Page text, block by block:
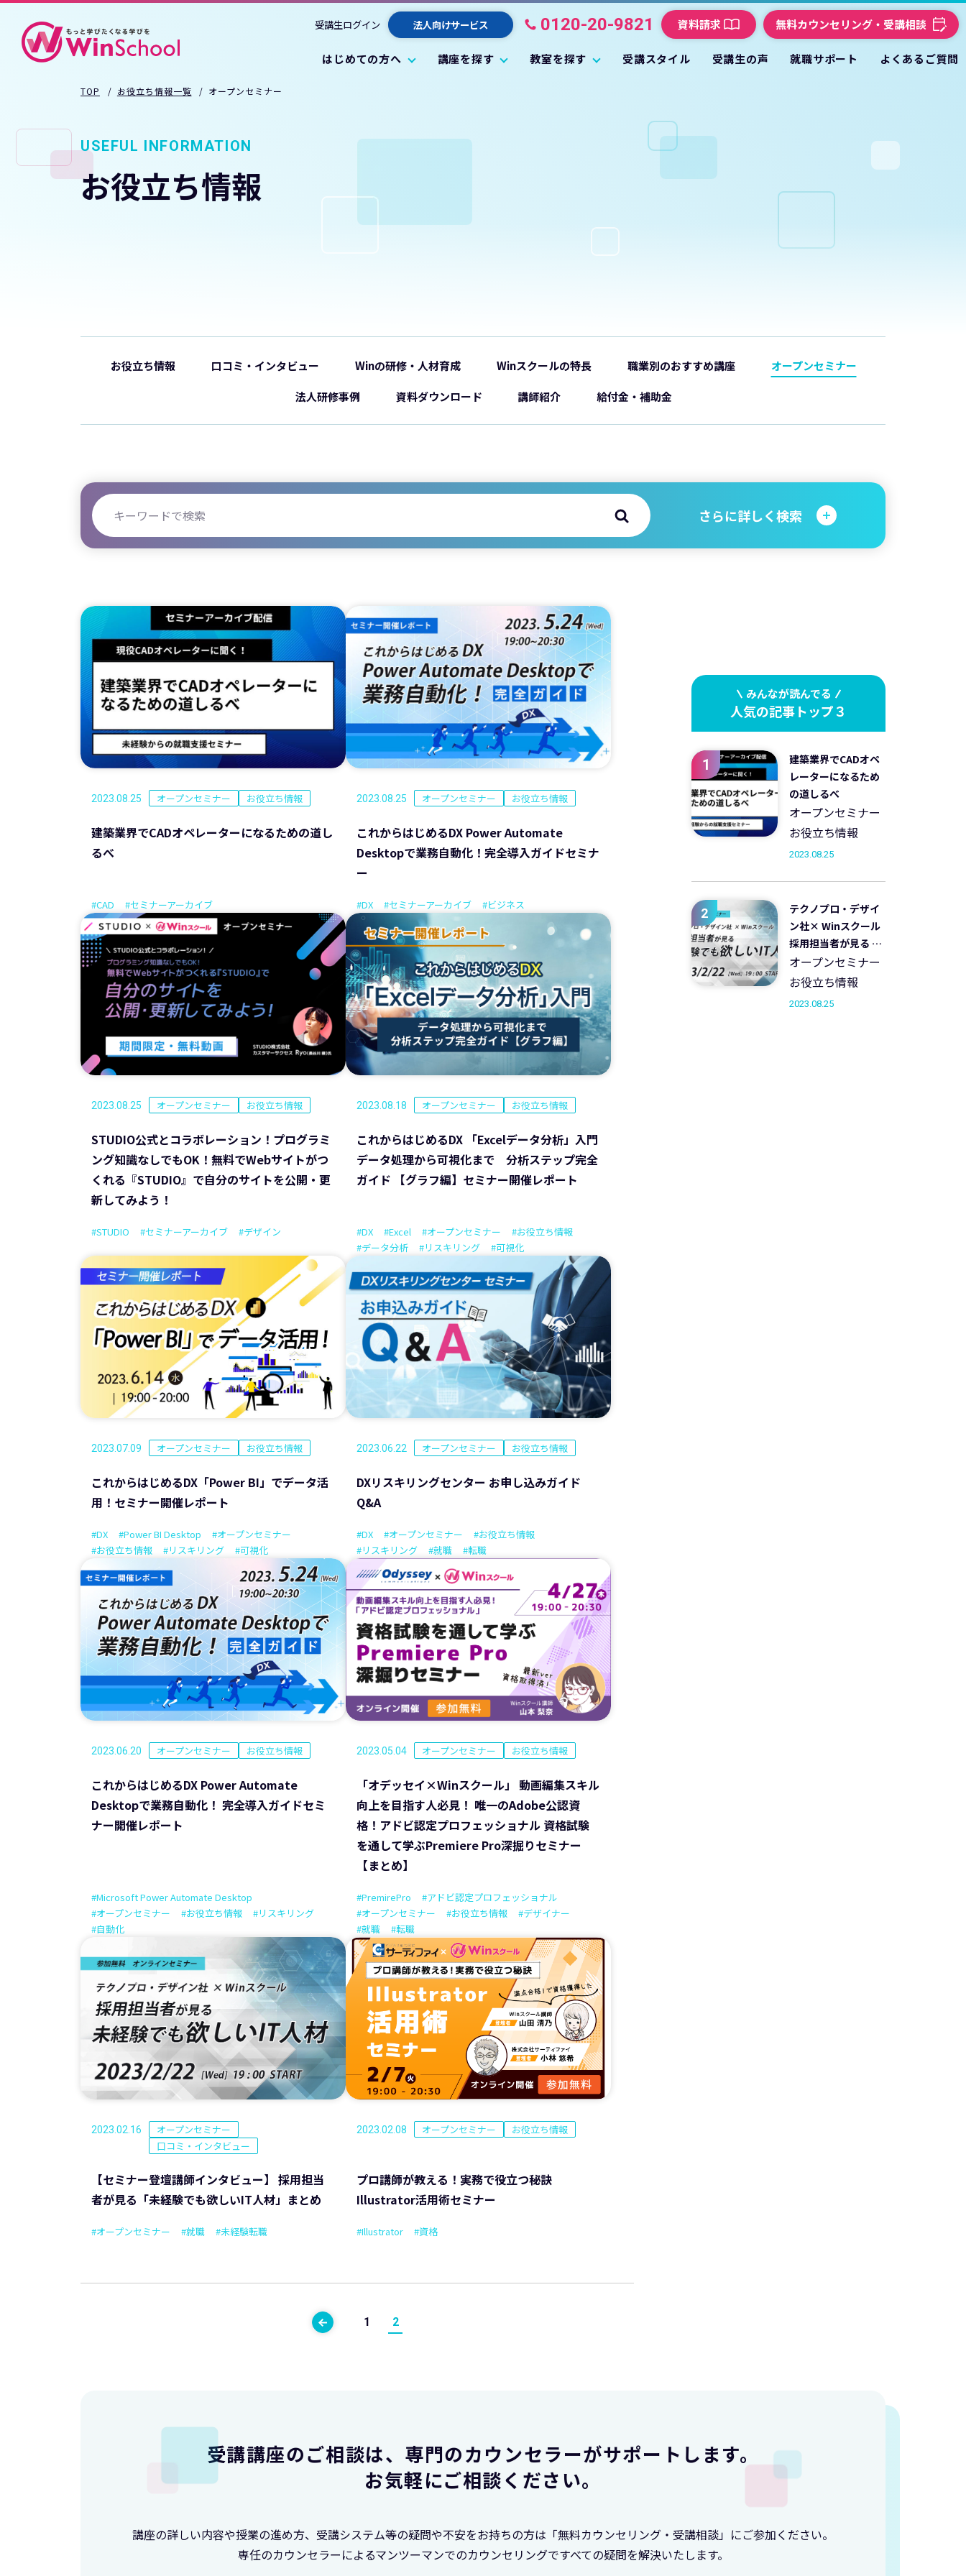
はじめての方へ 講座を探す 教室を探す 受講スタイル 受講生の声 就職サポート よくあるご質問
受講生ログイン 法人向けサービス 0120-20-9821 資料請求 無料カウンセリング・受講相談
TOP お役立ち情報一覧 オープンセミナー
USEFUL INFORMATION
お役立ち情報
お役立ち情報 口コミ・インタビュー Winの研修・人材育成 Winスクールの特長 職業別のおすすめ講座 オープンセミナー
法人研修事例 資料ダウンロード 講師紹介 給付金・補助金
さらに詳しく検索
2023.08.25 オープンセミナー お役立ち情報
建築業界でCADオペレーターになるための道し
るべ
#CAD #セミナーアーカイブ
2023.08.25 オープンセミナー お役立ち情報
これからはじめるDX Power Automate
Desktopで業務自動化！完全導入ガイドセミナ
ー
#DX #セミナーアーカイブ #ビジネス
2023.08.25 オープンセミナー お役立ち情報
STUDIO公式とコラボレーション！プログラミ
ング知識なしでもOK！無料でWebサイトがつ
くれる『STUDIO』で自分のサイトを公開・更
新してみよう！
#STUDIO #セミナーアーカイブ #デザイン
2023.08.18 オープンセミナー お役立ち情報
これからはじめるDX 「Excelデータ分析」入門
データ処理から可視化まで 分析ステップ完全
ガイド 【グラフ編】セミナー開催レポート
#DX #Excel #オープンセミナー
#お役立ち情報
#データ分析
#リスキリング #可視化
2023.07.09 オープンセミナー お役立ち情報
これからはじめるDX「Power BI」でデータ活
用！セミナー開催レポート
#DX #Power BI Desktop
#オープンセミナー
#お役立ち情報
#リスキリング #可視化
2023.06.22 オープンセミナー お役立ち情報
DXリスキリングセンター お申し込みガイド
Q&A
#DX #オープンセミナー
#お役立ち情報
#リスキリング
#就職 #転職
2023.06.20 オープンセミナー お役立ち情報
これからはじめるDX Power Automate
Desktopで業務自動化！ 完全導入ガイドセミ
ナー開催レポート
#Microsoft Power Automate Desktop
#オープンセミナー
#お役立ち情報
#リスキリング
#自動化
2023.05.04 オープンセミナー お役立ち情報
「オデッセイ×Winスクール」 動画編集スキル
向上を目指す人必見！ 唯一のAdobe公認資
格！アドビ認定プロフェッショナル 資格試験
を通して学ぶPremiere Pro深掘りセミナー
【まとめ】
#PremirePro
#アドビ認定プロフェッショナル
#オープンセミナー
#お役立ち情報
#デザイナー
#就職
#転職
2023.02.16
オープンセミナー
口コミ・インタビュー
【セミナー登壇講師インタビュー】 採用担当
者が見る「未経験でも欲しいIT人材」まとめ
#オープンセミナー #就職 #未経験転職
2023.02.08 オープンセミナー お役立ち情報
プロ講師が教える！実務で役立つ秘訣
Illustrator活用術セミナー
#Illustrator #資格
1 2
みんなが読んでる
人気の記事トップ３
1
建築業界でCADオペ
レーターになるため
の道しるべ
オープンセミナー
お役立ち情報
2023.08.25
2
テクノプロ・デザイ
ン社× Winスクール
採用担当者が見る 未
経験でも欲しいIT人
材
オープンセミナー
お役立ち情報
2023.08.25
受講講座のご相談は、 専門のカウンセラーがサポートします。
お気軽にご相談ください。
講座の詳しい内容や授業の進め方、受講システム等の疑問や不安をお持ちの方は「無料カウンセリング・受講相談」にご参加ください。
専任のカウンセラーによるマンツーマンでのカウンセリングですべての疑問を解決いたします。